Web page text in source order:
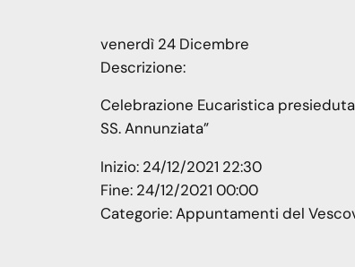
venerdì 24 Dicembre
Descrizione:
Celebrazione Eucaristica
SS. Annunziata”
Inizio: 24/12/2021 22:30
Fine: 24/12/2021 00:00
Categorie:Appuntamenti del